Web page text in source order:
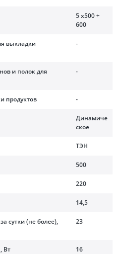
5 х500 +
600
выкладки
-
и полок для
-
продуктов -
Динамиче
ское
ТЭН
500
220
14,5
сутки (не более),
23
Вт 16